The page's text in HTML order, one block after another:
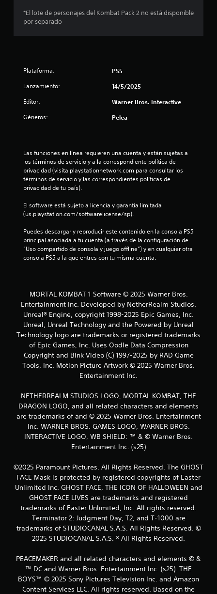
n
u
t
d
e
3
c
i
f
i
c
a
c
i
o
e
s
*El lote de personajes del Kombat Pack 2 no está disponible
por separado
Plataforma: PS5
Lanzamiento: 14/5/2025
Editor: Warner Bros. Interactive
Géneros: Pelea
Las funciones en línea requieren una cuenta y están sujetas a
los términos de servicio y a la correspondiente política de
privacidad (visita playstationnetwork.com para consultar los
términos de servicio y las correspondientes políticas de
privacidad de tu país).
El software está sujeto a licencia y garantía limitada
(us.playstation.com/softwarelicense/sp).
Puedes descargar y reproducir este contenido en la consola PS5
principal asociada a tu cuenta (a través de la configuración de
“Uso compartido de consola y juego offline”) y en cualquier otra
consola PS5 a la que entres con tu misma cuenta.
MORTAL KOMBAT 1 Software © 2025 Warner Bros.
Entertainment Inc. Developed by NetherRealm Studios.
Unreal® Engine, copyright 1998-2025 Epic Games, Inc.
Unreal, Unreal Technology and the Powered by Unreal
Technology logo are trademarks or registered trademarks
of Epic Games, Inc. Uses Oodle Data Compression
Copyright and Bink Video (C) 1997-2025 by RAD Game
Tools, Inc. Motion Picture Artwork © 2025 Warner Bros.
Entertainment Inc.
NETHERREALM STUDIOS LOGO, MORTAL KOMBAT, THE
DRAGON LOGO, and all related characters and elements
are trademarks of and © 2025 Warner Bros. Entertainment
Inc. WARNER BROS. GAMES LOGO, WARNER BROS.
INTERACTIVE LOGO, WB SHIELD: ™ & © Warner Bros.
Entertainment Inc. (s25)
©2025 Paramount Pictures. All Rights Reserved. The GHOST
FACE Mask is protected by registered copyrights of Easter
Unlimited Inc. GHOST FACE, THE ICON OF HALLOWEEN and
GHOST FACE LIVES are trademarks and registered
trademarks of Easter Unlimited, Inc. All rights reserved.
Terminator 2: Judgment Day, T2, and T-1000 are
trademarks of STUDIOCANAL S.A.S. All Rights Reserved. ©
2025 STUDIOCANAL S.A.S. ® All Rights Reserved.
PEACEMAKER and all related characters and elements © &
™ DC and Warner Bros. Entertainment Inc. (s25). THE
BOYS™ © 2025 Sony Pictures Television Inc. and Amazon
Content Services LLC. All rights reserved. Based on the